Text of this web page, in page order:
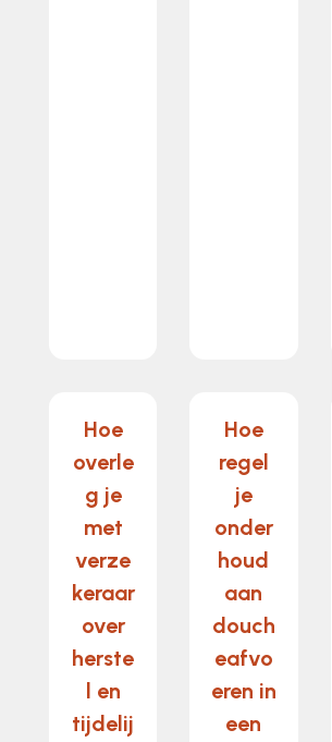
Hoe
overle
g je
met
verze
keraar
over
herste
l en
tijdelij
Hoe
regel
je
onder
houd
aan
douch
eafvo
eren in
een